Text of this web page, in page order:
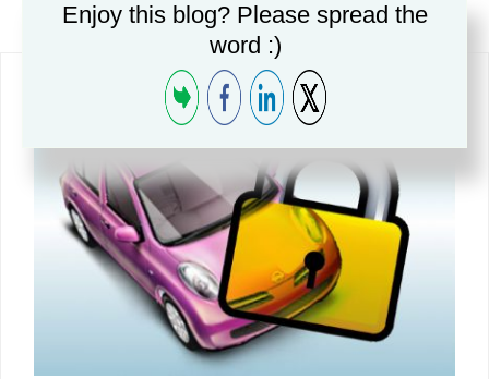
Enjoy this blog? Please spread the
word :)